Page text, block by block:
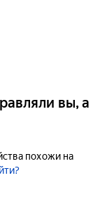
вы, а
похожи на